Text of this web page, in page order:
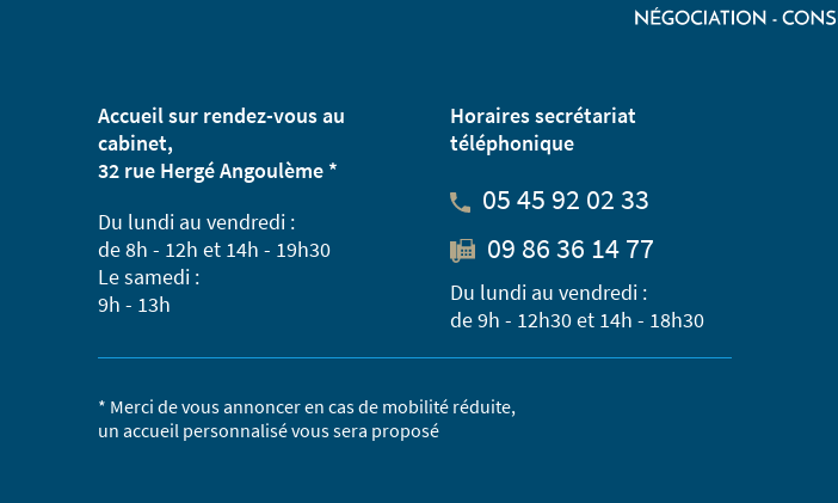
Accueil sur rendez-vous au
cabinet,
32 rue Hergé Angoulème *
Du lundi au vendredi :
de 8h - 12h et 14h - 19h30
Le samedi :
9h - 13h
Horaires secrétariat
téléphonique
05 45 92 02 33
09 86 36 14 77
Du lundi au vendredi :
de 9h - 12h30 et 14h - 18h30
* Merci de vous annoncer en cas de mobilité réduite,
un accueil personnalisé vous sera proposé